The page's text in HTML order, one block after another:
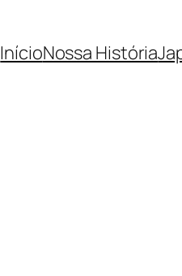
InícioNossa História